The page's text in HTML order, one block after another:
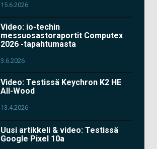
15.6.2026
Video: io-techin
messuosastoraportit Computex
2026 -tapahtumasta
3.6.2026
Video: Testissä Keychron K2 HE
All-Wood
13.4.2026
Uusi artikkeli & video: Testissä
Google Pixel 10a